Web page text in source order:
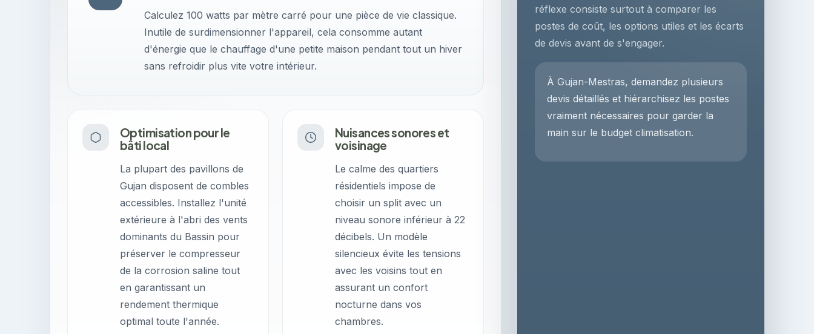
Calculez 100 watts par mètre carré pour une pièce de vie classique.
Inutile de surdimensionner l'appareil, cela consomme autant
d'énergie que le chauffage d'une petite maison pendant tout un hiver
sans refroidir plus vite votre intérieur.
Optimisation pour le
bâti local
La plupart des pavillons de
Gujan disposent de combles
accessibles. Installez l'unité
extérieure à l'abri des vents
dominants du Bassin pour
préserver le compresseur
de la corrosion saline tout
en garantissant un
rendement thermique
optimal toute l'année.
Nuisances sonores et
voisinage
Le calme des quartiers
résidentiels impose de
choisir un split avec un
niveau sonore inférieur à 22
décibels. Un modèle
silencieux évite les tensions
avec les voisins tout en
assurant un confort
nocturne dans vos
chambres.
réflexe consiste surtout à comparer les
postes de coût, les options utiles et les écarts
de devis avant de s'engager.
À Gujan-Mestras, demandez plusieurs
devis détaillés et hiérarchisez les postes
vraiment nécessaires pour garder la
main sur le budget climatisation.